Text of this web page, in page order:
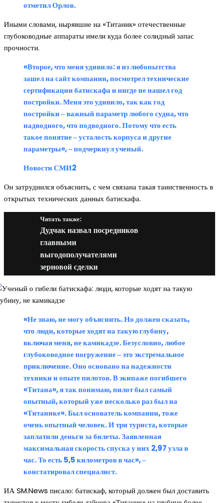
отметил Орлов.
Иными словами, нырявшие на «Титаник» отечественные
глубоководные аппараты имели куда более солидный запас
прочности.
«Второе, что меня удивило: я из любопытства
зашел на сайт компании, посмотрел технические
сертификации батискафа и нигде не нашел год
постройки. Меня это удивило, так как год
постройки ‒ важный параметр любого судна, что
надводного, что подводного. Потому что есть
такое понятие ‒ усталость корпуса и другие
параметры», ‒ подчеркнул ученый.
Новости СМИ2
Он затруднился объяснить, с чем связана такая таинственность в
открытых технических данных батискафа.
Читать также:
Дудчак назвал посредников
главными
выгодополучателями
зерновой сделки
«Не знаю, не могу объяснить. Но должен сказать,
что люди, которые ходят на такую глубину,
включая меня, не камикадзе. Безусловно, любое
глубоководное погружение ‒ это экстремальное
приключение. Оно основано на надежности
техники и опыте пилотов. В экипаже погибшего
«Титана», я так понимаю, пилот был самый
опытный, который уже несколько раз был на
«Титанике». Был основатель компании, тоже
очень опытный человек. И три туриста, которые
заплатили деньги за билеты. Заявленная
максимальная скорость спуска у них 2,97 узла в
час. То есть 5,5 километров в час», ‒
констатировал специалист.
ИА SM.News писало: батискаф, который должен был доставить